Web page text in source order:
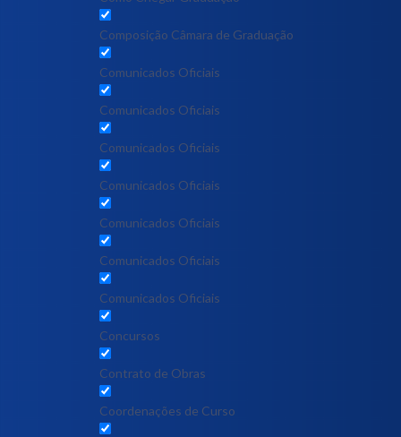
Composição Câmara de Graduação
Comunicados Oficiais
Comunicados Oficiais
Comunicados Oficiais
Comunicados Oficiais
Comunicados Oficiais
Comunicados Oficiais
Comunicados Oficiais
Concursos
Contrato de Obras
Coordenações de Curso